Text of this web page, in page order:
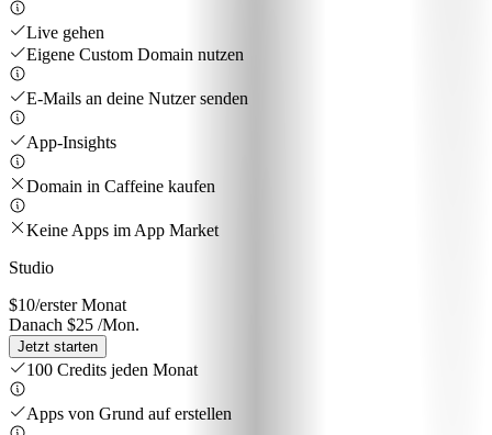
Live gehen
Eigene Custom Domain nutzen
E-Mails an deine Nutzer senden
App-Insights
Domain in Caffeine kaufen
Keine Apps im App Market
Studio
$10/erster Monat
Danach $25 /Mon.
Jetzt starten
100 Credits jeden Monat
Apps von Grund auf erstellen